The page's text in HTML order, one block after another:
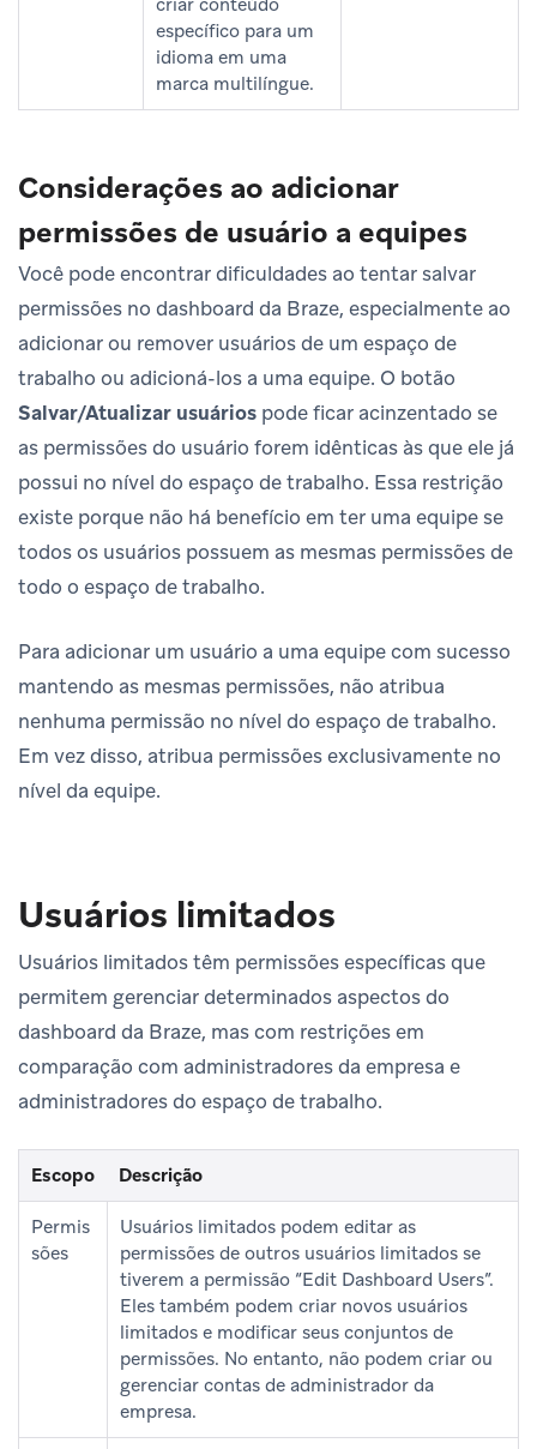
específico para um
idioma em uma
marca multilíngue.
Considerações ao adicionar
permissões de usuário a equipes
Você pode encontrar dificuldades ao tentar salvar
permissões no dashboard da Braze, especialmente ao
adicionar ou remover usuários de um espaço de
trabalho ou adicioná-los a uma equipe. O botão
Salvar/Atualizar usuários pode ficar acinzentado se
as permissões do usuário forem idênticas às que ele já
possui no nível do espaço de trabalho. Essa restrição
existe porque não há benefício em ter uma equipe se
todos os usuários possuem as mesmas permissões de
todo o espaço de trabalho.
Para adicionar um usuário a uma equipe com sucesso
mantendo as mesmas permissões, não atribua
nenhuma permissão no nível do espaço de trabalho.
Em vez disso, atribua permissões exclusivamente no
nível da equipe.
Usuários limitados
Usuários limitados têm permissões específicas que
permitem gerenciar determinados aspectos do
dashboard da Braze, mas com restrições em
comparação com administradores da empresa e
administradores do espaço de trabalho.
Escopo Descrição
Permis
sões
Usuários limitados podem editar as
permissões de outros usuários limitados se
tiverem a permissão “Edit Dashboard Users”.
Eles também podem criar novos usuários
limitados e modificar seus conjuntos de
permissões. No entanto, não podem criar ou
gerenciar contas de administrador da
empresa.